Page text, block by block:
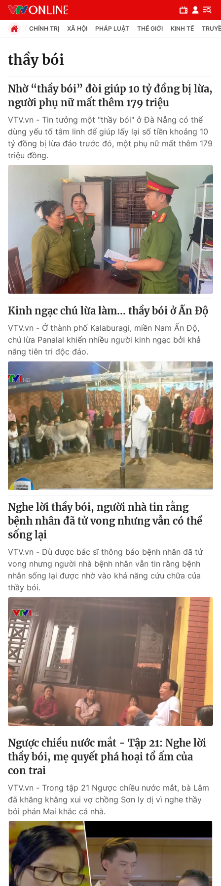
Chuyên mục
Chính trị
Xã hội
Pháp luật
Thế giới
Tin tức
Thế giới đó đây
Câu chuyện quốc tế
Kinh tế
Tài chính
Thị trường
Góc doanh nghiệp
Dữ liệu và đời sống
Truyền hình
Phim VTV
Hậu trường
Nhân vật
Khán giả
Giải sao mai
Giải trí
Điện ảnh
Sao
Đời sống
Du lịch
Làm đẹp
Chất lượng cuộc sống
Giáo dục
Tuyển sinh
Học trực tuyến
Công nghệ
Hitech Công nghệ tương lai
Sản phẩm
Thị trường
Tư vấn
Giao lưu trực tuyến
Lịch phát sóng
Chuyên mục khác
Emagazine Podcast
Photo Infographic
Video Shorts video
VTV Money
VTV Sức khoẻ Bất động sản
Thị trường 24h Tấm lòng Việt
VTV4 Vươn mình bằng AI
VTV9 VTV8
Liên hệ tòa soạn English
THỜI BÁO VTV
Theo dõi báo trên
Cơ quan chủ quản:Đài Truyền hình Việt Nam
CHÍNH TRỊ XÃ HỘI PHÁP LUẬT THẾ GIỚI KINH TẾ
thầy bói
Nhờ “thầy bói” đòi giúp 10 tỷ đồng bị lừa,
người phụ nữ mất thêm 179 triệu
VTV.vn - Tin tưởng một "thầy bói" ở Đà Nẵng có thể
dùng yếu tố tâm linh để giúp lấy lại số tiền khoảng 10
tỷ đồng bị lừa đảo trước đó, một phụ nữ mất thêm 179
triệu đồng.
Kinh ngạc chú lừa làm... thầy bói ở Ấn Độ
VTV.vn - Ở thành phố Kalaburagi, miền Nam Ấn Độ,
chú lừa Panalal khiến nhiều người kinh ngạc bởi khả
năng tiên tri độc đáo.
Nghe lời thầy bói, người nhà tin rằng
bệnh nhân đã tử vong nhưng vẫn có thể
sống lại
VTV.vn - Dù được bác sĩ thông báo bệnh nhân đã tử
vong nhưng người nhà bệnh nhân vẫn tin rằng bệnh
nhân sống lại được nhờ vào khả năng cứu chữa của
thầy bói.
Ngược chiều nước mắt - Tập 21: Nghe lời
thầy bói, mẹ quyết phá hoại tổ ấm của
con trai
VTV.vn - Trong tập 21 Ngược chiều nước mắt, bà Lâm
đã khăng khăng xui vợ chồng Sơn ly dị vì nghe thầy
bói phán Mai khắc cả nhà.